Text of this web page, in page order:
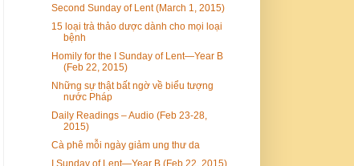
Second Sunday of Lent (March 1, 2015)
15 loại trà thảo dược dành cho mọi loại
bệnh
Homily for the I Sunday of Lent—Year B
(Feb 22, 2015)
Những sự thật bất ngờ về biểu tượng
nước Pháp
Daily Readings – Audio (Feb 23-28,
2015)
Cà phê mỗi ngày giảm ung thư da
I Sunday of Lent—Year B (Feb 22, 2015)